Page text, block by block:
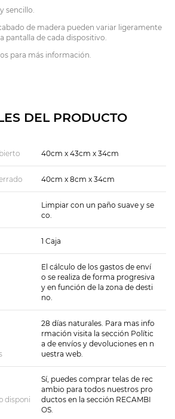
sencillo.
de madera pueden variar ligeramente
pantalla de cada dispositivo.
para más información.
DEL PRODUCTO
40cm x 43cm x 34cm
40cm x 8cm x 34cm
Limpiar con un paño suave y se
co.
1 Caja
El cálculo de los gastos de enví
o se realiza de forma progresiva
y en función de la zona de desti
no.
28 días naturales. Para mas info
rmación visita la sección Polític
a de envíos y devoluciones en n
uestra web.
disponi
Sí, puedes comprar telas de rec
ambio para todos nuestros pro
ductos en la sección RECAMBI
OS.